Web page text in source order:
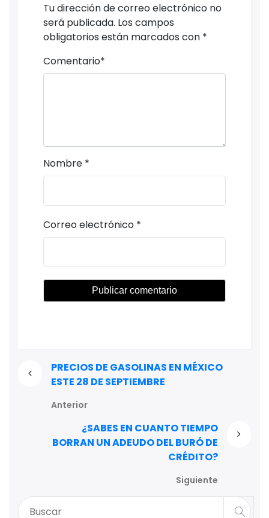
Tu dirección de correo electrónico no
será publicada. Los campos
obligatorios están marcados con *
Comentario*
Nombre *
Correo electrónico *
PRECIOS DE GASOLINAS EN MÉXICO
ESTE 28 DE SEPTIEMBRE
Anterior
¿SABES EN CUANTO TIEMPO
BORRAN UN ADEUDO DEL BURÓ DE
CRÉDITO?
Siguiente